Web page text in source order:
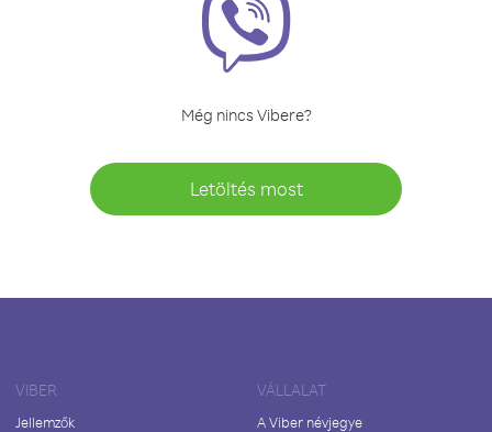
Még nincs Vibere?
Letöltés most
VIBER
Jellemzők
VÁLLALAT
A Viber névjegye